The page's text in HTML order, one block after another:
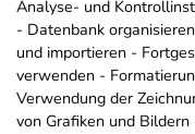
Analyse- und
- Datenbank
und importieren -
verwenden -
Verwendung der
von Grafiken und